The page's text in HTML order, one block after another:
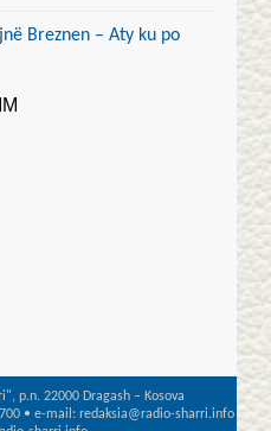
Breznen – Aty ku po
p.n. 22000 Dragash – Kosova
• e-mail: redaksia@radio-sharri.info